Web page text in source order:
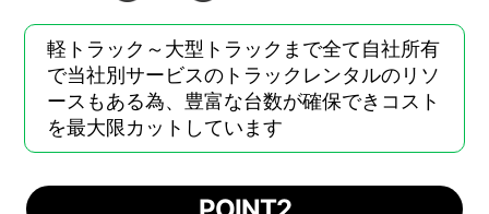
軽トラック～大型トラックまで全て自社所有
で当社別サービスのトラックレンタルのリソ
ースもある為、豊富な台数が確保できコスト
を最大限カットしています